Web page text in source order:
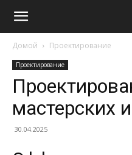
Домой Проектирование
Проектирование
мастерских
30.04.2025